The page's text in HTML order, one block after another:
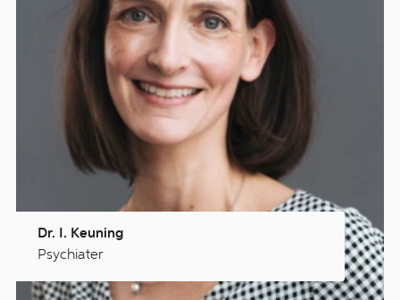
Dr. I. Keuning
Psychiater